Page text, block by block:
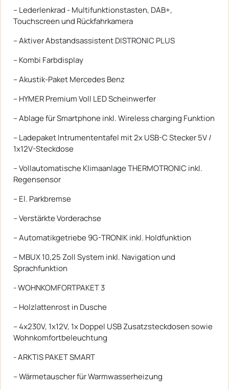
-- Lederlenkrad - Multifunktionstasten, DAB+,
Touchscreen und Rückfahrkamera
-- Aktiver Abstandsassistent DISTRONIC PLUS
-- Kombi Farbdisplay
-- Akustik-Paket Mercedes Benz
-- HYMER Premium Voll LED Scheinwerfer
-- Ablage für Smartphone inkl. Wireless charging Funktion
-- Ladepaket Intrumententafel mit 2x USB-C Stecker 5V /
1x12V-Steckdose
-- Vollautomatische Klimaanlage THERMOTRONIC inkl.
Regensensor
-- El. Parkbremse
-- Verstärkte Vorderachse
-- Automatikgetriebe 9G-TRONIK inkl. Holdfunktion
-- MBUX 10,25 Zoll System inkl. Navigation und
Sprachfunktion
- WOHNKOMFORTPAKET 3
-- Holzlattenrost in Dusche
-- 4x230V, 1x12V, 1x Doppel USB Zusatzsteckdosen sowie
Wohnkomfortbeleuchtung
- ARKTIS PAKET SMART
-- Wärmetauscher für Warmwasserheizung